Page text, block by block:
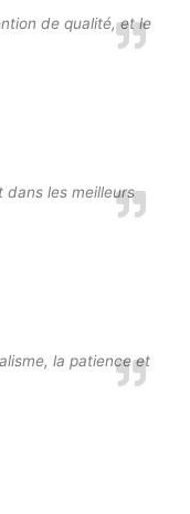
de qualité, et le
dans les meilleurs
la patience et